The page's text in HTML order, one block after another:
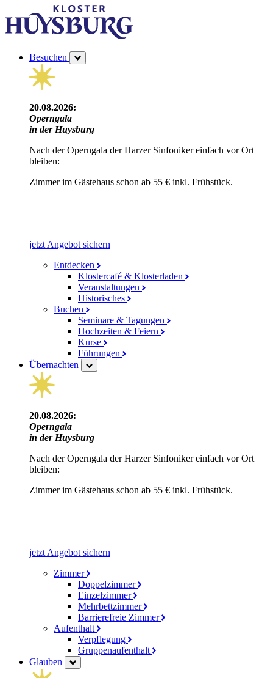
Besuchen
20.08.2026:
Operngala
in der Huysburg
Nach der Operngala der Harzer Sinfoniker einfach vor Ort
bleiben:
Zimmer im Gästehaus schon ab 55 € inkl. Frühstück.
jetzt Angebot sichern
Entdecken
Klostercafé & Klosterladen
Veranstaltungen
Historisches
Buchen
Seminare & Tagungen
Hochzeiten & Feiern
Kurse
Führungen
Übernachten
20.08.2026:
Operngala
in der Huysburg
Nach der Operngala der Harzer Sinfoniker einfach vor Ort
bleiben:
Zimmer im Gästehaus schon ab 55 € inkl. Frühstück.
jetzt Angebot sichern
Zimmer
Doppelzimmer
Einzelzimmer
Mehrbettzimmer
Barrierefreie Zimmer
Aufenthalt
Verpflegung
Gruppenaufenthalt
Glauben